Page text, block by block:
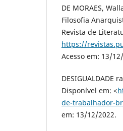
DE MORAES,
Filosofia
Revista de
https://
Acesso em: 13/
DESIGUALDADE
Disponível em: <
de-trabalhador-
em: 13/12/2022.